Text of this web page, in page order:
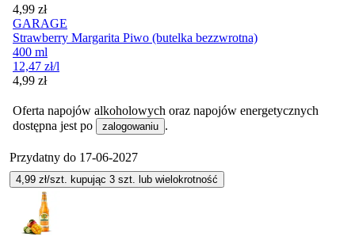
Cena
4,99 zł
GARAGE
Strawberry Margarita Piwo (butelka bezzwrotna)
400 ml
12,47 zł/l
Cena
4,99 zł
Oferta napojów alkoholowych oraz napojów energetycznych
dostępna jest po
zalogowaniu .
Przydatny do 17-06-2027
4,99 zł/szt. kupując 3 szt. lub wielokrotność